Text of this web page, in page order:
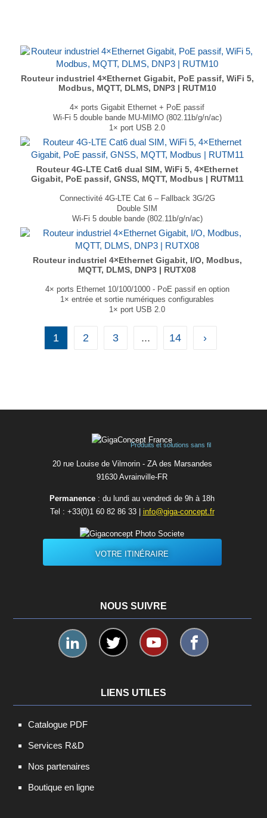
...
Routeur industriel 4×Ethernet Gigabit, PoE passif, WiFi 5,
Modbus, MQTT, DLMS, DNP3 | RUTM10
4× ports Gigabit Ethernet + PoE passif
Wi-Fi 5 double bande MU-MIMO (802.11b/g/n/ac)
1× port USB 2.0
Modbus TCP, DNP3, DLMS/COSEM, OPC UA
Modbus‑to‑MQTT Gateway
Capacités VPN étendues
Dimensions : 115 × 32.2 × 95.2 mm
Poids : 359 g
Routeur 4G-LTE Cat6 dual SIM, WiFi 5, 4×Ethernet
Gigabit, PoE passif, GNSS, MQTT, Modbus | RUTM11
Connectivité 4G-LTE Cat 6 – Fallback 3G/2G
Double SIM
Wi-Fi 5 double bande (802.11b/g/n/ac)
4× ports Gigabit Ethernet + PoE passif
GNSS : GPS, GLONASS, BeiDou, Galileo et QZSS
Dimensions : 115 × 44.2 × 95.1 mm
Poids : 460 g
Routeur industriel 4×Ethernet Gigabit, I/O, Modbus,
MQTT, DLMS, DNP3 | RUTX08
4× ports Ethernet 10/100/1000 - PoE passif en option
1× entrée et sortie numériques configurables
1× port USB 2.0
Capacités VPN étendues
1 2 3 ... 14 ›
Produits et solutions sans fil
20 rue Louise de Vilmorin - ZA des Marsandes
91630 Avrainvilleㅤ-ㅤFR
Permanence : du lundi au vendredi de 9h à 18h
Tel : +33(0)1 60 82 86 33| info@giga-concept.fr
VOTRE ITINÉRAIRE
NOUS SUIVRE
LIENS UTILES
Catalogue PDF
Services R&D
Nos partenaires
Boutique en ligne